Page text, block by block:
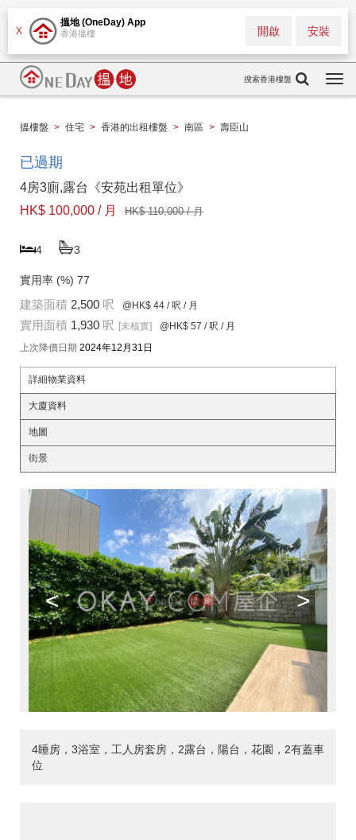
X
搵地 (OneDay) App
香港搵樓 安裝
開啟
搜索香港樓盤
搵樓盤 > 住宅 > 香港的出租樓盤 > 南區 > 壽臣山
已過期
4房3廁,露台《安苑出租單位》
HK$ 100,000 / 月
HK$ 110,000 / 月
4 3
實用率 (%) 77
建築面積 2,500 呎 @HK$ 44 / 呎 / 月
實用面積 1,930 呎 [未核實] @HK$ 57 / 呎 / 月
上次降價日期 2024年12月31日
詳細物業資料
大廈資料
地圖
街景
< >
4睡房，3浴室，工人房套房，2露台，陽台，花園，2有蓋車
位